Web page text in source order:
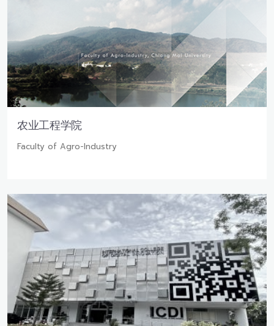
农业工程学院
Faculty of Agro-Industry